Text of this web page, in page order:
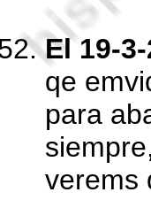
El 19-
qe
para
verems